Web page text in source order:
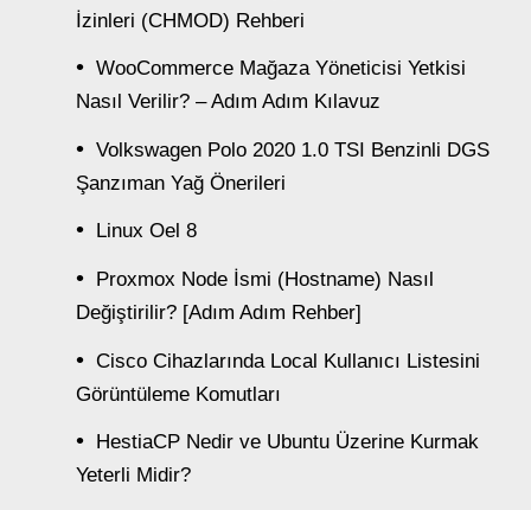
İzinleri (CHMOD) Rehberi
WooCommerce Mağaza Yöneticisi Yetkisi
Nasıl Verilir? – Adım Adım Kılavuz
Volkswagen Polo 2020 1.0 TSI Benzinli DGS
Şanzıman Yağ Önerileri
Linux Oel 8
Proxmox Node İsmi (Hostname) Nasıl
Değiştirilir? [Adım Adım Rehber]
Cisco Cihazlarında Local Kullanıcı Listesini
Görüntüleme Komutları
HestiaCP Nedir ve Ubuntu Üzerine Kurmak
Yeterli Midir?